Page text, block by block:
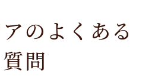
のよくある
質問